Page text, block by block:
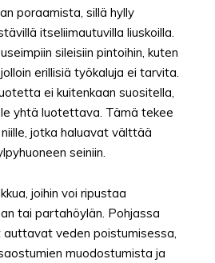
poraamista, sillä hylly
itseliimautuvilla liuskoilla.
sileisiin pintoihin, kuten
erillisiä työkaluja ei tarvita.
ei kuitenkaan suositella,
yhtä luotettava. Tämä tekee
jotka haluavat välttää
seiniin.
joihin voi ripustaa
tai partahöylän. Pohjassa
veden poistumisessa,
muodostumista ja